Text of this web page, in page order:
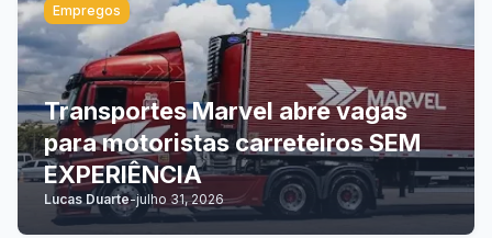
Empregos
Transportes Marvel abre vagas
para motoristas carreteiros SEM
EXPERIÊNCIA
Lucas Duarte-julho 31, 2026